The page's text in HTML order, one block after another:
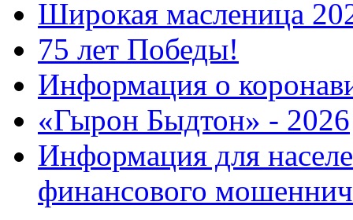
Широкая масленица
75 лет Победы!
Информация о
«Гырон Быдтон» - 2026
Информация для
финансового